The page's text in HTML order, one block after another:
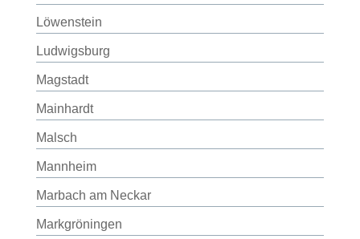
Löwenstein
Ludwigsburg
Magstadt
Mainhardt
Malsch
Mannheim
Marbach am Neckar
Markgröningen